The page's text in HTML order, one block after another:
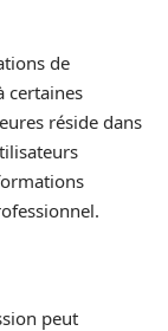
de
certaines
réside dans
peut